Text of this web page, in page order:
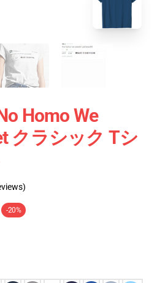
Homo We
クラシック Tシ
-20%